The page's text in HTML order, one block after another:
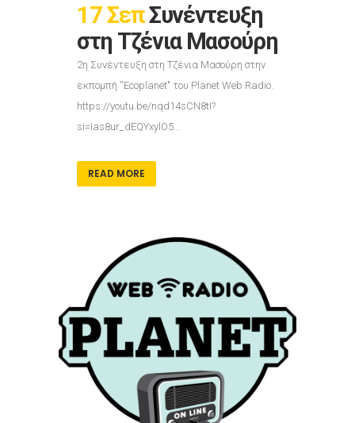
17 ΣεπΣυνέντευξη
στη Τζένια Μασούρη
2η Συνέντευξη στη Τζένια Μασούρη στην
εκπομπή ''Εcoplanet" του Planet Web Radio.
https://youtu.be/nqd14sCN8tI?
si=Ias8ur_dEQYxylO5...
READ MORE